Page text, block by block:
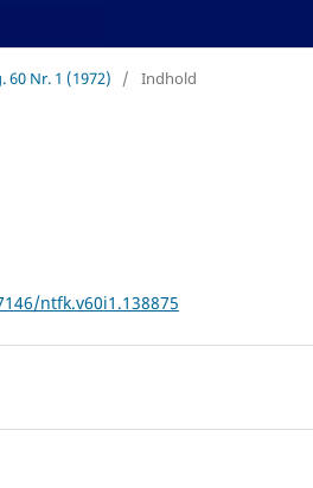
60 Nr. 1 (1972) / Indhold
ntfk.v60i1.138875